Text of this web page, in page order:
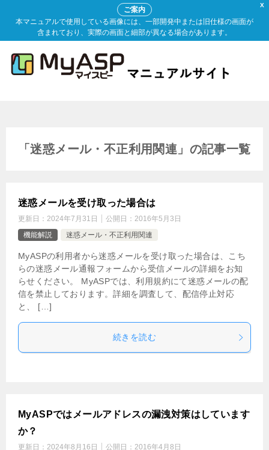
X
ご案内
本マニュアルで使用している画像には、一部開発中または旧仕様の画面が
含まれており、実際の画面と細部が異なる場合があります。
「迷惑メール・不正利用関連」の記事一覧
迷惑メールを受け取った場合は
更新日： 2024年7月31日 公開日： 2016年5月3日
機能解説
迷惑メール・不正利用関連
MyASPの利用者から迷惑メールを受け取った場合は、こち
らの迷惑メール通報フォームから受信メールの詳細をお知
らせください。 MyASPでは、利用規約にて迷惑メールの配
信を禁止しております。詳細を調査して、配信停止対応
と、 […]
続きを読む
MyASPではメールアドレスの漏洩対策はしています
か？
更新日： 2024年8月16日 公開日： 2016年4月8日